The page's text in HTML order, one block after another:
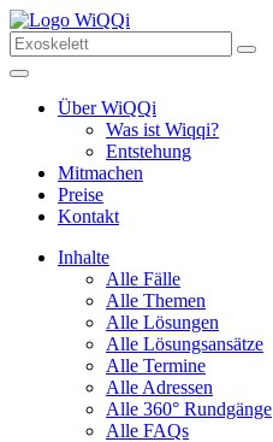
Über WiQQi
Was ist Wiqqi?
Entstehung
Mitmachen
Preise
Kontakt
Inhalte
Alle Fälle
Alle Themen
Alle Lösungen
Alle Lösungsansätze
Alle Termine
Alle Adressen
Alle 360° Rundgänge
Alle FAQs